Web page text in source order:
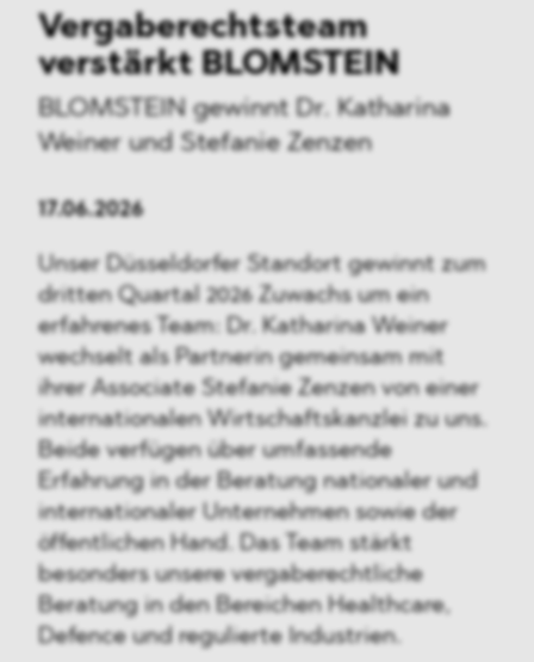
Vergaberechtsteam
verstärkt BLOMSTEIN
BLOMSTEIN gewinnt Dr. Katharina
Weiner und Stefanie Zenzen
17.06.2026
Unser Düsseldorfer Standort gewinnt zum
dritten Quartal 2026 Zuwachs um ein
erfahrenes Team: Dr. Katharina Weiner
wechselt als Partnerin gemeinsam mit
ihrer Associate Stefanie Zenzen von einer
internationalen Wirtschaftskanzlei zu uns.
Beide verfügen über umfassende
Erfahrung in der Beratung nationaler und
internationaler Unternehmen sowie der
öffentlichen Hand. Das Team stärkt
besonders unsere vergaberechtliche
Beratung in den Bereichen Healthcare,
Defence und regulierte Industrien.